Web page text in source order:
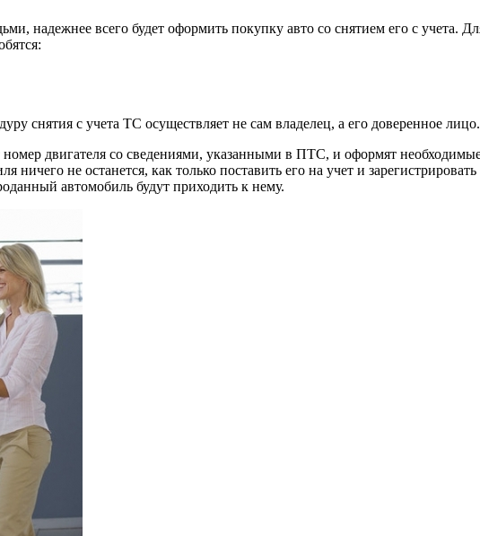
надежнее всего будет оформить покупку авто со снятием его с учета.
снятия с учета ТС осуществляет не сам владелец, а его доверенное лицо.
двигателя со сведениями, указанными в ПТС, и оформят
ничего не останется, как только поставить его на учет и
автомобиль будут приходить к нему.